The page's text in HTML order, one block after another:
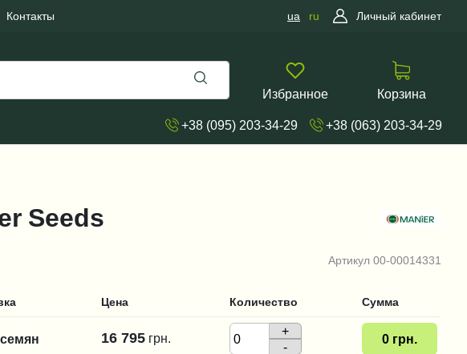
Контакты ua ru Личный кабинет
Избранное Корзина
+38 (095) 203-34-29 +38 (063) 203-34-29
Артикул 00-00014331
Seeds
Цена Количество Сумма
16 795 грн.
+
-
0 грн.